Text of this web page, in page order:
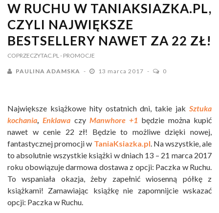
W RUCHU W TANIAKSIAZKA.PL,
CZYLI NAJWIĘKSZE
BESTSELLERY NAWET ZA 22 ZŁ!
COPRZECZYTAC.PL - PROMOCJE
PAULINA ADAMSKA 13 marca 2017 0
Największe książkowe hity ostatnich dni, takie jak Sztuka
kochania,Enklawa czy Manwhore +1 będzie można kupić
nawet w cenie 22 zł! Będzie to możliwe dzięki nowej,
fantastycznej promocji w TaniaKsiazka.pl. Na wszystkie, ale
to absolutnie wszystkie książki w dniach 13 – 21 marca 2017
roku obowiązuje darmowa dostawa z opcji: Paczka w Ruchu.
To wspaniała okazja, żeby zapełnić wiosenną półkę z
książkami! Zamawiając książkę nie zapomnijcie wskazać
opcji: Paczka w Ruchu.